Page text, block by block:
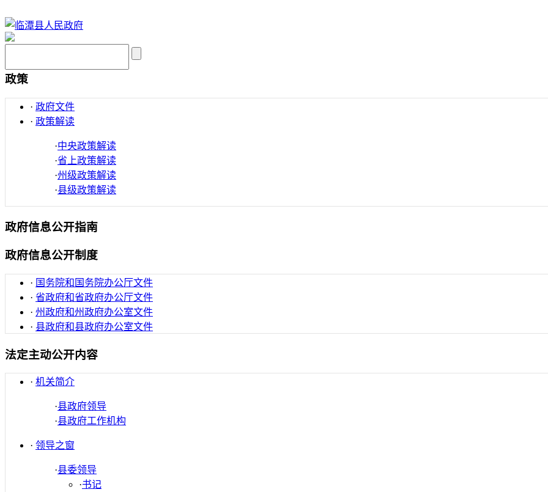
政策
· 政府文件
· 政策解读
·中央政策解读
·省上政策解读
·州级政策解读
·县级政策解读
政府信息公开指南
政府信息公开制度
· 国务院和国务院办公厅文件
· 省政府和省政府办公厅文件
· 州政府和州政府办公室文件
· 县政府和县政府办公室文件
法定主动公开内容
· 机关简介
·县政府领导
·县政府工作机构
· 领导之窗
·县委领导
·书记